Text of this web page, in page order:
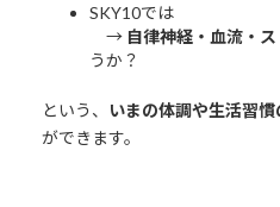
SKY10では
→ 自律神経・血流・
うか？
という、 いまの体調や生活習
ができます。